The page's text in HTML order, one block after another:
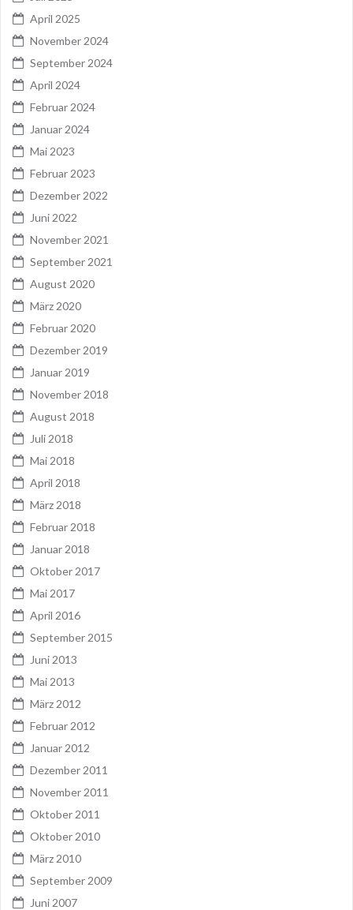
April 2025
November 2024
September 2024
April 2024
Februar 2024
Januar 2024
Mai 2023
Februar 2023
Dezember 2022
Juni 2022
November 2021
September 2021
August 2020
März 2020
Februar 2020
Dezember 2019
Januar 2019
November 2018
August 2018
Juli 2018
Mai 2018
April 2018
März 2018
Februar 2018
Januar 2018
Oktober 2017
Mai 2017
April 2016
September 2015
Juni 2013
Mai 2013
März 2012
Februar 2012
Januar 2012
Dezember 2011
November 2011
Oktober 2011
Oktober 2010
März 2010
September 2009
Juni 2007